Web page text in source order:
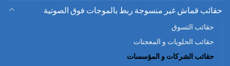
حقائب قماش غير منسوجة ربط بالموجات فوق الصوتية
حقائب التسوق
حقائب الحلويات و المعجنات
حقائب الشركات و المؤسسات